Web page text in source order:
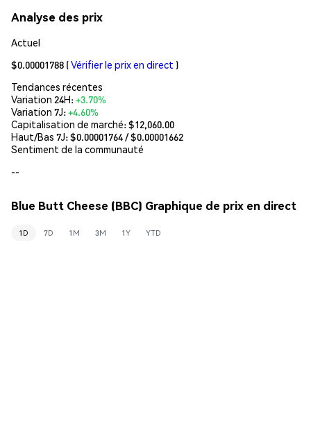
Analyse des prix
Actuel
$0.00001788 (Vérifier le prix en direct )
Tendances récentes
Variation 24H:+3.70%
Variation 7J:+4.60%
Capitalisation de marché:$12,060.00
Haut/Bas 7J: $0.00001764/ $0.00001662
Sentiment de la communauté
--
Blue Butt Cheese (BBC) Graphique de prix en direct
1D 7D 1M 3M 1Y YTD